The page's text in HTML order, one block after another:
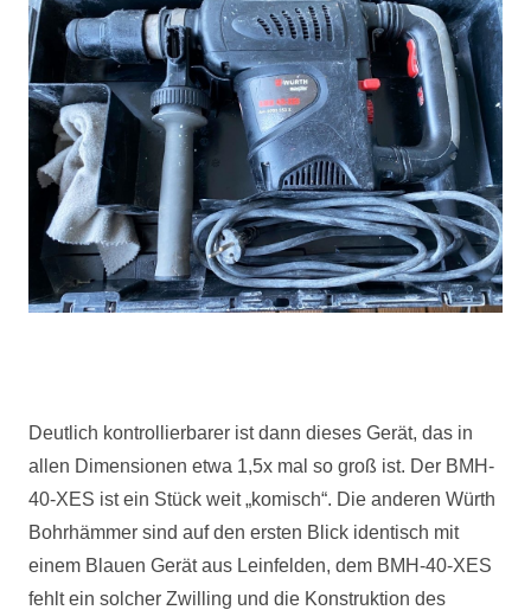
Deutlich kontrollierbarer ist dann dieses Gerät, das in
allen Dimensionen etwa 1,5x mal so groß ist. Der BMH-
40-XES ist ein Stück weit „komisch“. Die anderen Würth
Bohrhämmer sind auf den ersten Blick identisch mit
einem Blauen Gerät aus Leinfelden, dem BMH-40-XES
fehlt ein solcher Zwilling und die Konstruktion des